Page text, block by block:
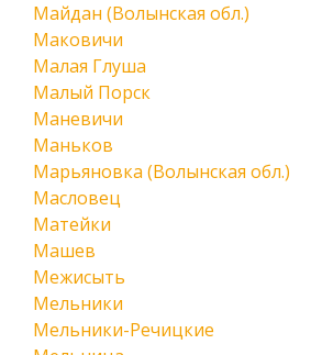
Майдан (Волынская обл.)
Маковичи
Малая Глуша
Малый Порск
Маневичи
Маньков
Марьяновка (Волынская обл.)
Масловец
Матейки
Машев
Межисыть
Мельники
Мельники-Речицкие